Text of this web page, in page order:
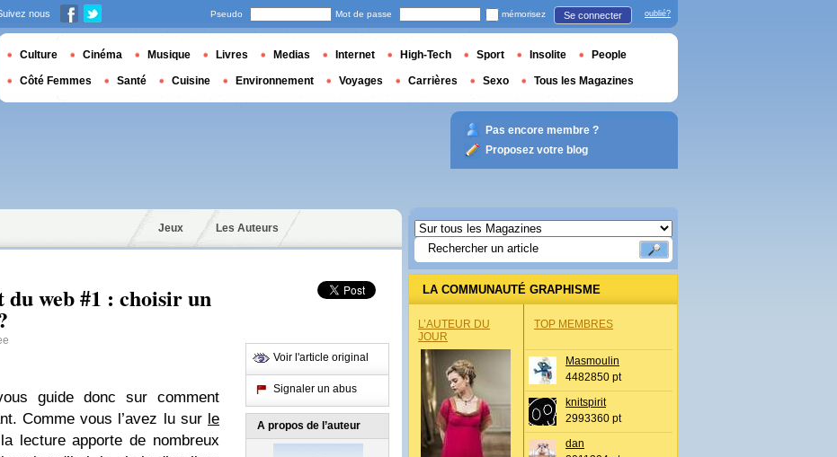
Jeux Les Auteurs
du web #1 : choisir un
guide donc sur comment
Comme vous l’avez lu sur le
la lecture apporte de nombreux
Voir l'article original
Signaler un abus
A propos de l’auteur
LA COMMUNAUTÉ GRAPHISME
L’AUTEUR DU
JOUR
TOP MEMBRES
Masmoulin
4482850 pt
knitspirit
2993360 pt
dan
nous Pseudo Mot de passe mémorisez Se connecter oublié?
Culture Cinéma Musique Livres Medias Internet High-Tech Sport Insolite People
Côté Femmes Santé Cuisine Environnement Voyages Carrières Sexo Tous les Magazines
Pas encore membre ?
Proposez votre blog